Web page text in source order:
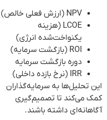
NPV (ارزش فعلی خالص)
LCOE (هزینه
یکنواخت‌شده انرژی)
ROI (بازگشت سرمایه)
دوره بازگشت سرمایه
IRR (نرخ بازده داخلی)
این تحلیل‌ها به سرمایه‌گذاران
کمک می‌کند تا تصمیم‌گیری
آگاهانه‌ای داشته باشند.